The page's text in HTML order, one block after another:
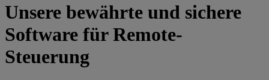
Unsere bewährte und sichere
Software für Remote-
Steuerung